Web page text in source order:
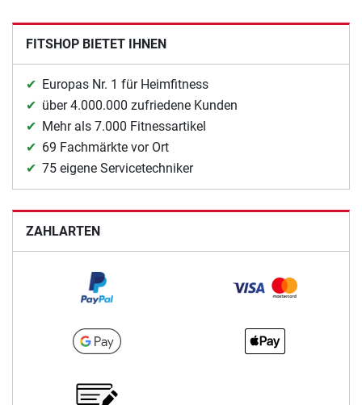
FITSHOP BIETET IHNEN
Europas Nr. 1 für Heimfitness
über 4.000.000 zufriedene Kunden
Mehr als 7.000 Fitnessartikel
69 Fachmärkte vor Ort
75 eigene Servicetechniker
ZAHLARTEN